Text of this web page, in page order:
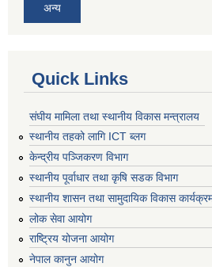
अन्य
Quick Links
संघीय मामिला तथा स्थानीय विकास मन्त्रालय
स्थानीय तहको लागि ICT ब्लग
केन्द्रीय पञ्जिकरण विभाग
स्थानीय पूर्वाधार तथा कृषि सडक विभाग
स्थानीय शासन तथा सामुदायिक विकास
लोक सेवा आयोग
राष्ट्रिय योजना आयोग
नेपाल कानुन आयोग